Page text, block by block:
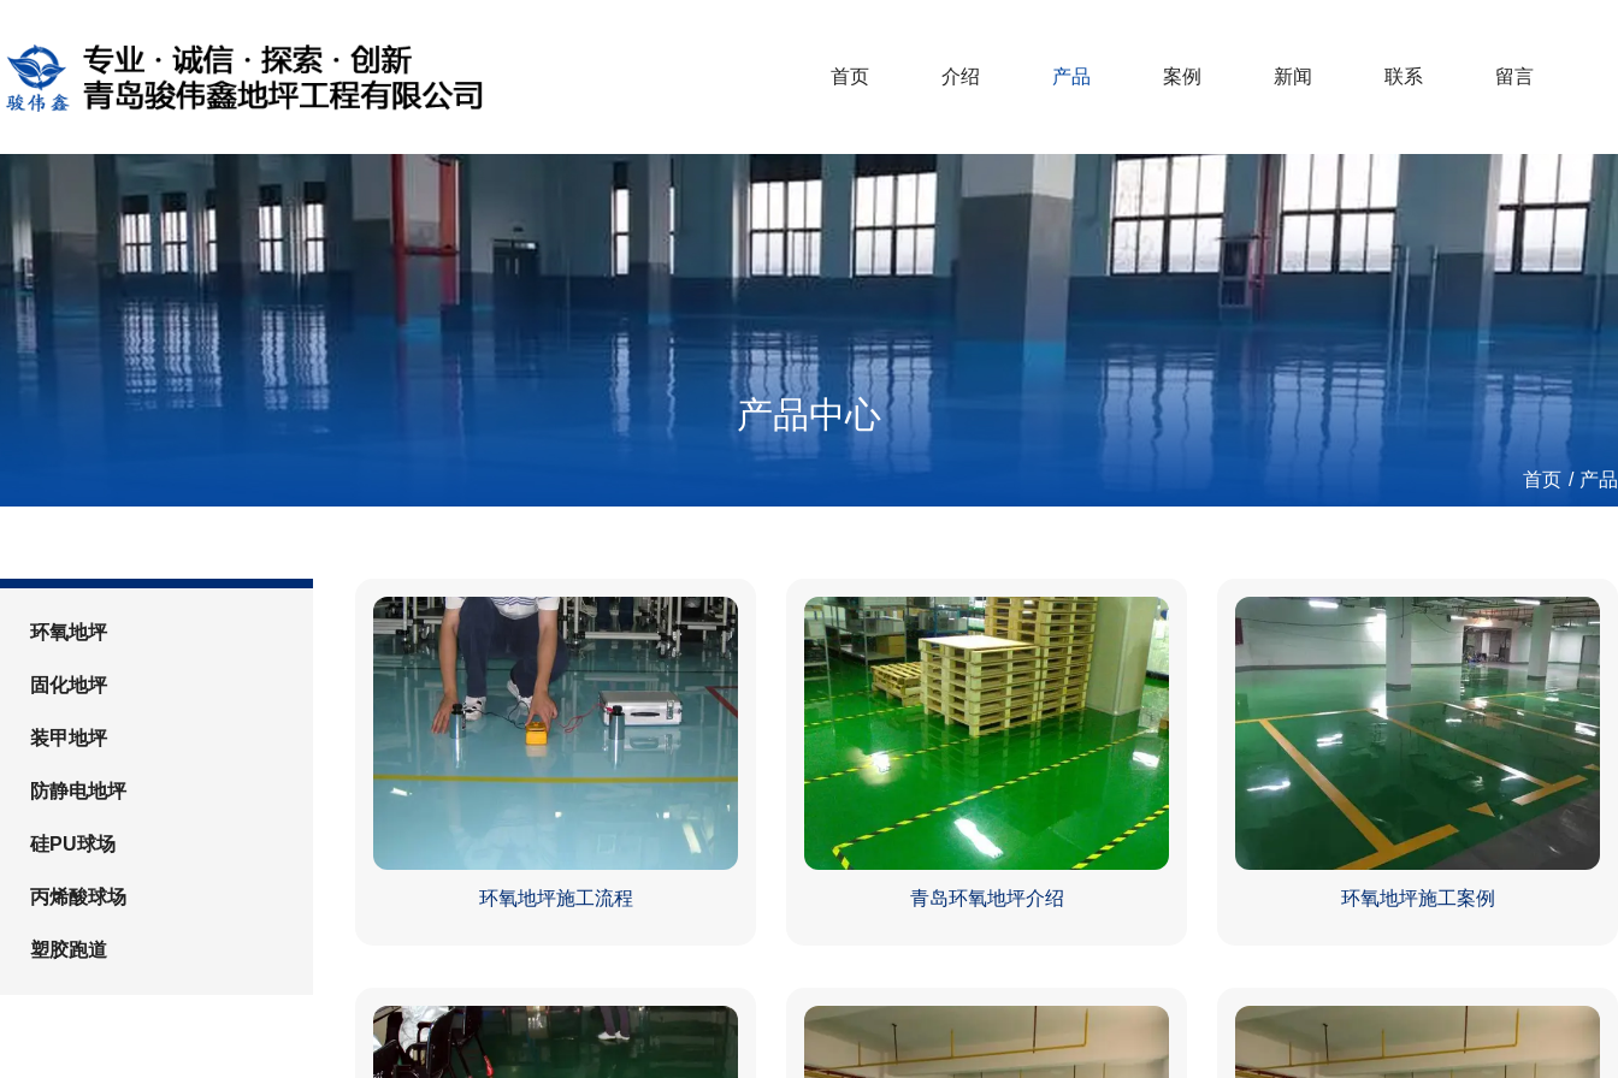
首页 介绍 产品 案例 新闻 联系 留言
产品中心
首页 / 产品
环氧地坪
固化地坪
装甲地坪
防静电地坪
硅PU球场
丙烯酸球场
塑胶跑道
环氧地坪施工流程 青岛环氧地坪介绍 环氧地坪施工案例